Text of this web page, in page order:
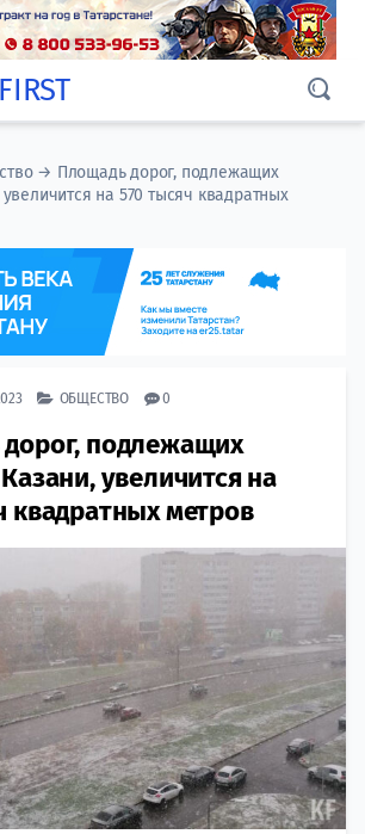
FIRST
→ Площадь дорог, подлежащих
на 570 тысяч квадратных
ОБЩЕСТВО 0
подлежащих
увеличится на
квадратных метров